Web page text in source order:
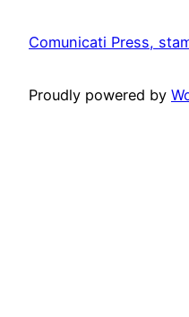
Comunicati Press,
Proudly powered by